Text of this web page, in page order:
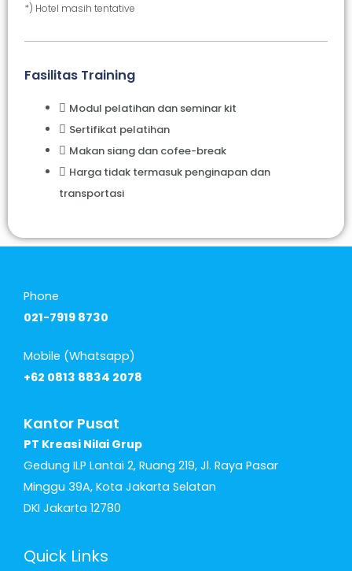
*) Hotel masih tentative
Fasilitas Training
Modul pelatihan dan seminar kit
Sertifikat pelatihan
Makan siang dan cofee-break
Harga tidak termasuk penginapan dan
transportasi
Phone
021-7919 8730
Mobile (Whatsapp)
+62 0813 8834 2078
Kantor Pusat
PT Kreasi Nilai Grup
Gedung ILP Lantai 2, Ruang 219, Jl. Raya Pasar
Minggu 39A, Kota Jakarta Selatan
DKI Jakarta 12780
Quick Links